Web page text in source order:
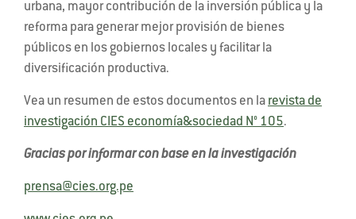
urbana, mayor contribución de la inversión pública y la
reforma para generar mejor provisión de bienes
públicos en los gobiernos locales y facilitar la
diversificación productiva.
Vea un resumen de estos documentos en la revista de
investigación CIES economía&sociedad N° 105.
Gracias por informar con base en la investigación
prensa@cies.org.pe